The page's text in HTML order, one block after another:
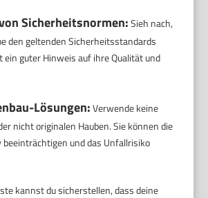
Sicherheitsnormen:Sieh nach,
den geltenden Sicherheitsstandards
ein guter Hinweis auf ihre Qualität und
Lösungen:Verwende keine
nicht originalen Hauben. Sie können die
und das Unfallrisiko
kannst du sicherstellen, dass deine